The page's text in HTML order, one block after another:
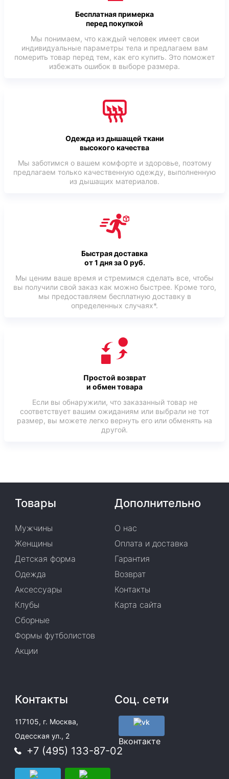
Бесплатная примерка
перед покупкой
Мы понимаем, что каждый человек имеет свои
индивидуальные параметры тела и предлагаем вам
померить товар перед тем, как его купить. Это поможет
избежать ошибок в выборе размера.
Одежда из дышащей ткани
высокого качества
Мы заботимся о вашем комфорте и здоровье, поэтому
предлагаем только качественную одежду, выполненную
из дышащих материалов.
Быстрая доставка
от 1 дня за 0 руб.
Мы ценим ваше время и стремимся сделать все, чтобы
вы получили свой заказ как можно быстрее. Кроме того,
мы предоставляем бесплатную доставку в
определенных случаях*.
Простой возврат
и обмен товара
Если вы обнаружили, что заказанный товар не
соответствует вашим ожиданиям или выбрали не тот
размер, вы можете легко вернуть его или обменять на
другой.
Товары
Мужчины
Женщины
Детская форма
Одежда
Аксессуары
Клубы
Сборные
Формы футболистов
Акции
Дополнительно
О нас
Оплата и доставка
Гарантия
Возврат
Контакты
Карта сайта
Контакты
117105, г. Москва,
Одесская ул., 2
+7 (495) 133-87-02
Соц. сети
Вконтакте